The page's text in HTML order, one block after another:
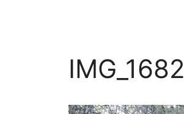
IMG_1682